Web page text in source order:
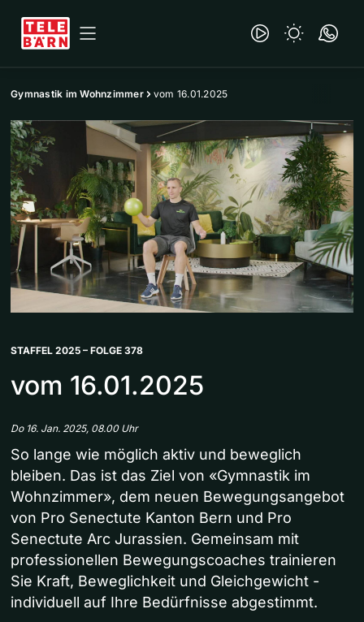
Gymnastik im Wohnzimmer vom 16.01.2025
STAFFEL 2025 – FOLGE 378
vom 16.01.2025
Do 16. Jan. 2025, 08.00 Uhr
So lange wie möglich aktiv und beweglich
bleiben. Das ist das Ziel von «Gymnastik im
Wohnzimmer», dem neuen Bewegungsangebot
von Pro Senectute Kanton Bern und Pro
Senectute Arc Jurassien. Gemeinsam mit
professionellen Bewegungscoaches trainieren
Sie Kraft, Beweglichkeit und Gleichgewicht -
individuell auf Ihre Bedürfnisse abgestimmt.